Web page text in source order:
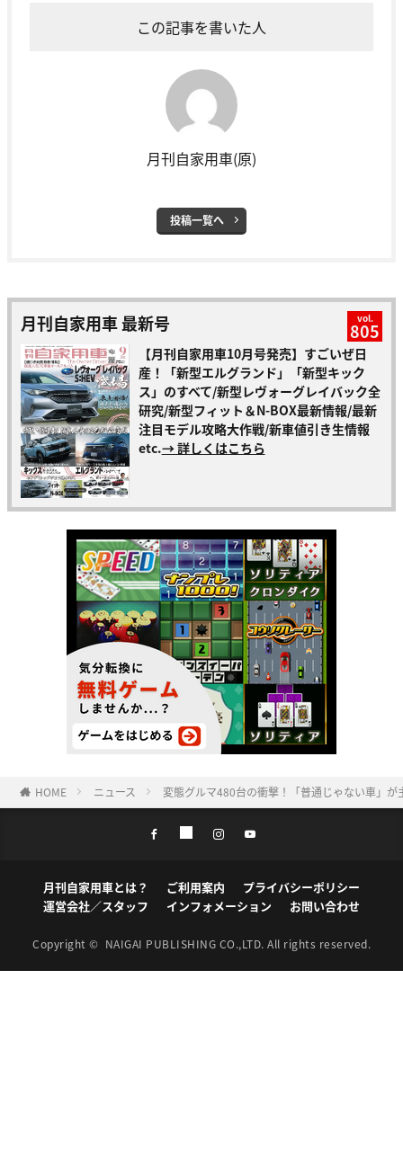
この記事を書いた人
月刊自家用車(原)
投稿一覧へ
月刊自家用車 最新号 vol.
805
【月刊自家用車10月号発売】すごいぜ日
産！「新型エルグランド」「新型キック
ス」のすべて/新型レヴォーグレイバック全
研究/新型フィット＆N-BOX最新情報/最新
注目モデル攻略大作戦/新車値引き生情報
etc.→ 詳しくはこちら
HOME ニュース 変態グルマ480台の衝撃！「普通じゃない車」
月刊自家用車とは？ ご利用案内
プライバシーポリシー
運営会社／スタッフ
インフォメーション お問い合わせ
Copyright © NAIGAI PUBLISHING CO.,LTD. All rights reserved.